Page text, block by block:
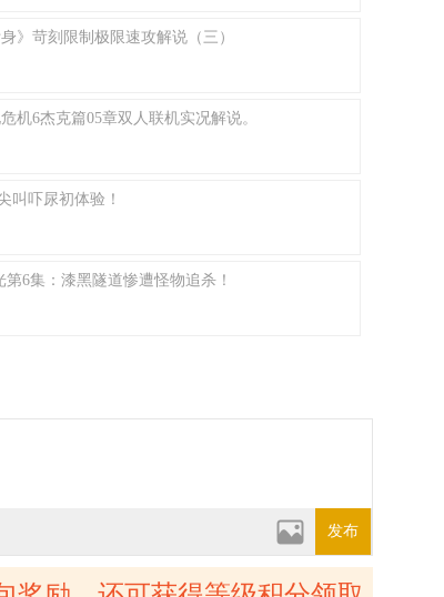
》苛刻限制极限速攻解说（三）
机6杰克篇05章双人联机实况解说。
叫吓尿初体验！
6集：漆黑隧道惨遭怪物追杀！
发布